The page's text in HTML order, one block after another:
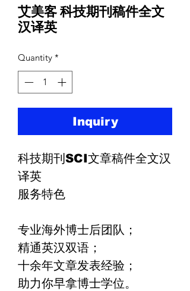
艾美客 科技期刊稿件全文
汉译英
Quantity *
Inquiry
科技期刊 SCI文章稿件全文汉
译英
服务特色
专业海外博士后团队；
精通英汉双语；
十余年文章发表经验；
助力你早拿博士学位。